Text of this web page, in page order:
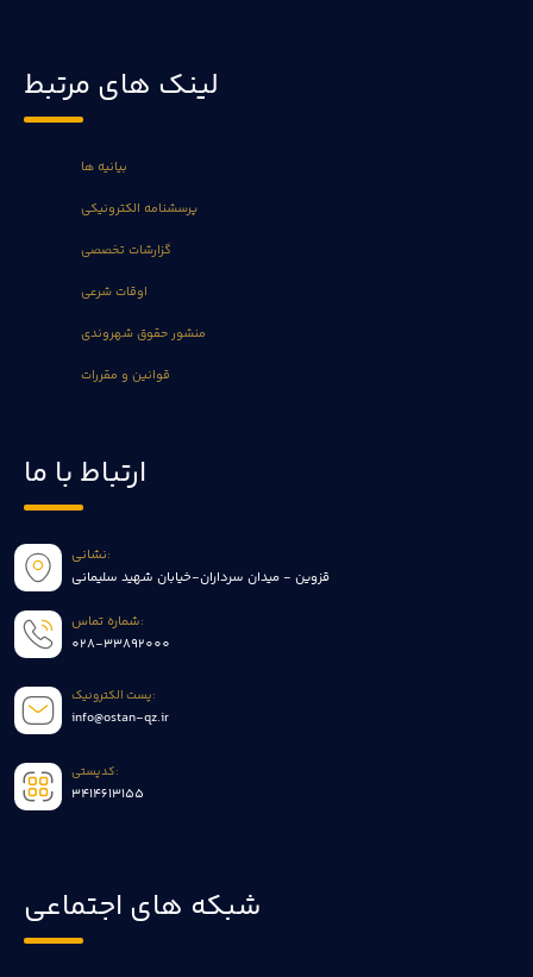
لینک های مرتبط
بیانیه ها
پرسشنامه الکترونیکی
گزارشات تخصصی
اوقات شرعی
منشور حقوق شهروندی
قوانین و مقررات
ارتباط با ما
نشانی:
قزوین - میدان سرداران-خیابان شهید سلیمانی
شماره تماس:
028-33892000
پست الکترونیک:
info@ostan-qz.ir
کدپستی:
3414613155
شبکه های اجتماعی